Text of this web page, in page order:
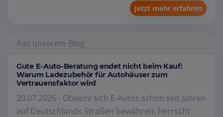
Jetzt mehr erfahren
Aus unserem Blog
Gute E-Auto-Beratung endet nicht beim Kauf:
Warum Ladezubehör für Autohäuser zum
Vertrauensfaktor wird
20.07.2026 - Obwohl sich E-Autos schon seit Jahren
auf Deutschlands Straßen bewähren, herrscht